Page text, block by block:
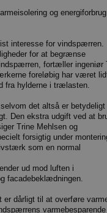
og
interesse for vindspærren.
for at begrænse
fortæller ingeniør
foreløbig har været
fra hylderne i trælasten.
det altså er betydeligt
Den ekstra udgift ved at
Trine Mehlsen og
forsigtig under
som en normal
ud mod luften i
facadebeklædningen.
er dårligt til at overføre
varmebesparende